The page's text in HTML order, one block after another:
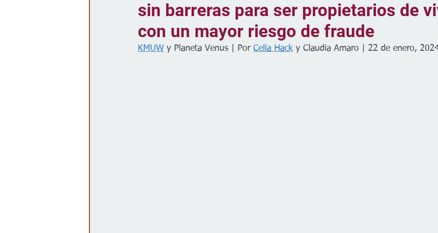
Espectáculos
sin barreras para ser propietarios de
con un mayor riesgo de fraude
KMUW y Planeta Venus | Por Celia Hack y Claudia Amaro | 22 de enero,